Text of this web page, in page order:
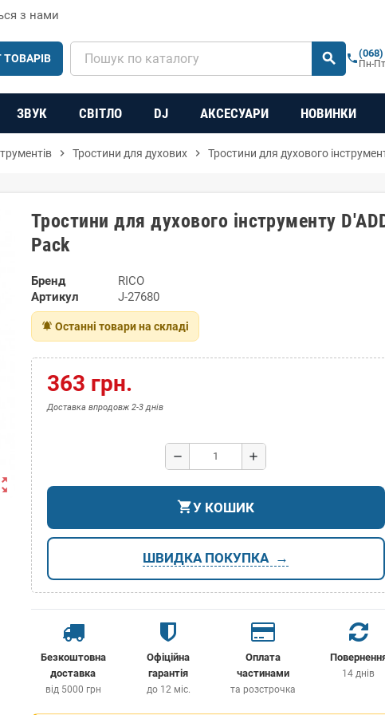
з нами
ТОВАРІВ search phoneПн-
ЗВУК СВІТЛО DJ АКСЕСУАРИ НОВИНКИ
chevron_right Тростини для духових chevron_right Тростини для духового
Тростини для духового інструменту
Pack
Бренд
RICO
Артикул
J-27680
notifications_active Останні товари на складі
363 грн.
Доставка впродовж 2-3 днів
remove add
shopping_cartУ КОШИК
ШВИДКА ПОКУПКА
Безкоштовна
доставка
від 5000 грн
Офіційна
гарантія
до 12 міс.
Оплата
частинами
та розстрочка
14 днів